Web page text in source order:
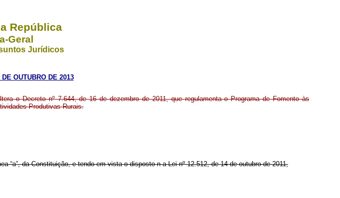
República
Geral
Jurídicos
OUTUBRO DE 2013
o Decreto nº 7.644, de 16 de dezembro de 2011, que regulamenta o Programa de Fomento às
Produtivas Rurais.
“a”, da Constituição, e tendo em vista o disposto na Lei nº 12.512, de 14 de outubro de 2011,